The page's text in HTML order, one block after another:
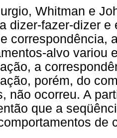
Whitman e
dizer-fazer-dizer
correspondência,
alvo variou
a
porém, do
não ocorreu. A
que a
de